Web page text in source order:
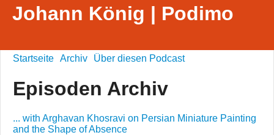
Johann König | Podimo
Startseite Archiv Über diesen Podcast
Episoden Archiv
... with Arghavan Khosravi on Persian Miniature Painting
and the Shape of Absence